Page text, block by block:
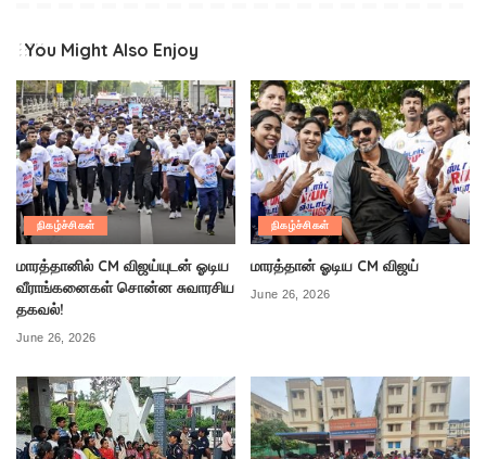
You Might Also Enjoy
நிகழ்ச்சிகள்
மாரத்தானில் CM விஜய்யுடன் ஓடிய
வீராங்கனைகள் சொன்ன சுவாரசிய
தகவல்!
June 26, 2026
நிகழ்ச்சிகள்
மாரத்தான் ஓடிய CM விஜய்
June 26, 2026